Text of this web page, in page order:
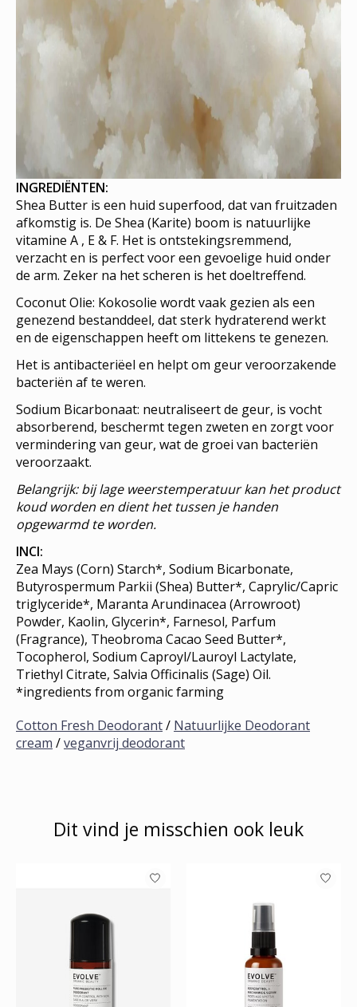
INGREDIËNTEN:
Shea Butter is een huid superfood, dat van fruitzaden
afkomstig is. De Shea (Karite) boom is natuurlijke
vitamine A , E & F. Het is ontstekingsremmend,
verzacht en is perfect voor een gevoelige huid onder
de arm. Zeker na het scheren is het doeltreffend.
Coconut Olie: Kokosolie wordt vaak gezien als een
genezend bestanddeel, dat sterk hydraterend werkt
en de eigenschappen heeft om littekens te genezen.
Het is antibacteriëel en helpt om geur veroorzakende
bacteriën af te weren.
Sodium Bicarbonaat: neutraliseert de geur, is vocht
absorberend, beschermt tegen zweten en zorgt voor
vermindering van geur, wat de groei van bacteriën
veroorzaakt.
Belangrijk: bij lage weerstemperatuur kan het product
koud worden en dient het tussen je handen
opgewarmd te worden.
INCI:
Zea Mays (Corn) Starch*, Sodium Bicarbonate,
Butyrospermum Parkii (Shea) Butter*, Caprylic/Capric
triglyceride*, Maranta Arundinacea (Arrowroot)
Powder, Kaolin, Glycerin*, Farnesol, Parfum
(Fragrance), Theobroma Cacao Seed Butter*,
Tocopherol, Sodium Caproyl/Lauroyl Lactylate,
Triethyl Citrate, Salvia Officinalis (Sage) Oil.
*ingredients from organic farming
Cotton Fresh Deodorant/ Natuurlijke Deodorant
cream /veganvrij deodorant
Dit vind je misschien ook leuk
Items van productcarrousel